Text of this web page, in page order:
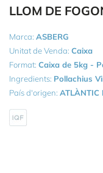
LLOM DE
Marca: ASBERG
Unitat de Venda: Caixa
Format: Caixa de 5kg -
Ingredients: Pollachius
País d'origen: ATLÀNTIC